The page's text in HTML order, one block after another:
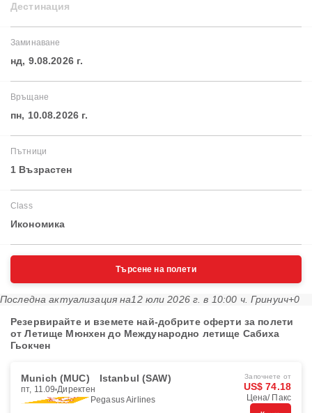
Дестинация
Заминаване
нд, 9.08.2026 г.
Връщане
пн, 10.08.2026 г.
Пътници
1 Възрастен
Class
Икономика
Търсене на полети
Последна актуализация на12 юли 2026 г. в 10:00 ч. Гринуич+0
Резервирайте и вземете най-добрите оферти за полети
от Летище Мюнхен до Международно летище Сабиха
Гьокчен
Munich (MUC) Istanbul (SAW)
пт, 11.09 Директен
Pegasus Airlines
Започнете от
US$ 74.18
Цена/ Пакс